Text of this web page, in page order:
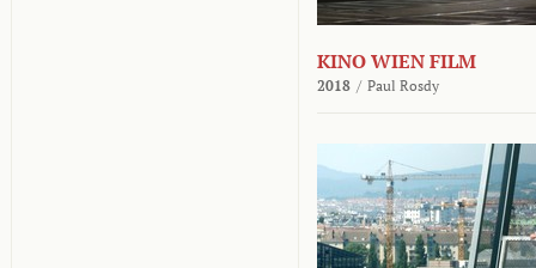
KINO WIEN FILM
2018 / Paul Rosdy